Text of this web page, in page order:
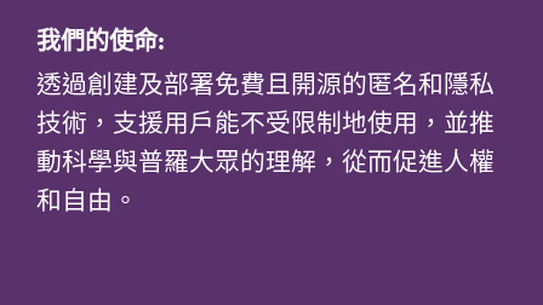
我們的使命:
透過創建及部署免費且開源的匿名和隱私
技術，支援用戶能不受限制地使用，並推
動科學與普羅大眾的理解，從而促進人權
和自由。